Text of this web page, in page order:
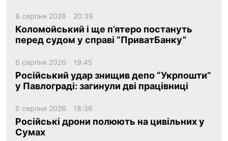
6 серпня 2026 20:39
Коломойський і ще п’ятеро постануть
перед судом у справі “ПриватБанку”
6 серпня 2026 19:45
Російський удар знищив депо “Укрпошти”
у Павлограді: загинули дві працівниці
6 серпня 2026 18:36
Російські дрони полюють на цивільних у
Сумах